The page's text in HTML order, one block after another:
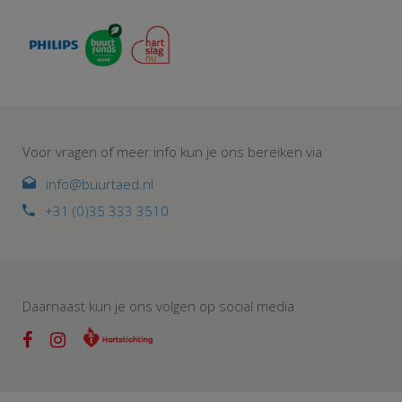
Voor vragen of meer info kun je ons bereiken via
info@buurtaed.nl
+31 (0)35 333 3510
Daarnaast kun je ons volgen op social media